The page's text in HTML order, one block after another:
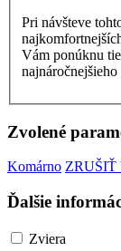
Pri návšteve
Vám ponúknu
Zvolené
Komárno ZRUŠIŤ
Ďalšie
Zviera